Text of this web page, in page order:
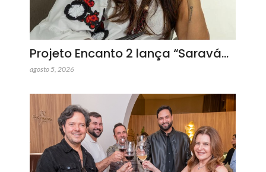
Projeto Encanto 2 lança “Saravá…
agosto 5, 2026